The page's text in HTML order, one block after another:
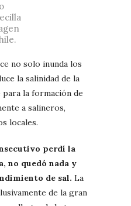
no solo inunda los
la salinidad de la
para la formación de
a salineros,
locales.
perdí la
no quedó nada y
de sal. La
de la gran